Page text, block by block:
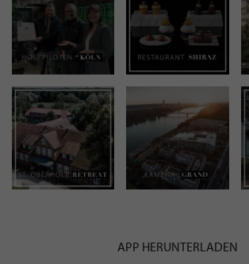
APP HERUNTERLADEN